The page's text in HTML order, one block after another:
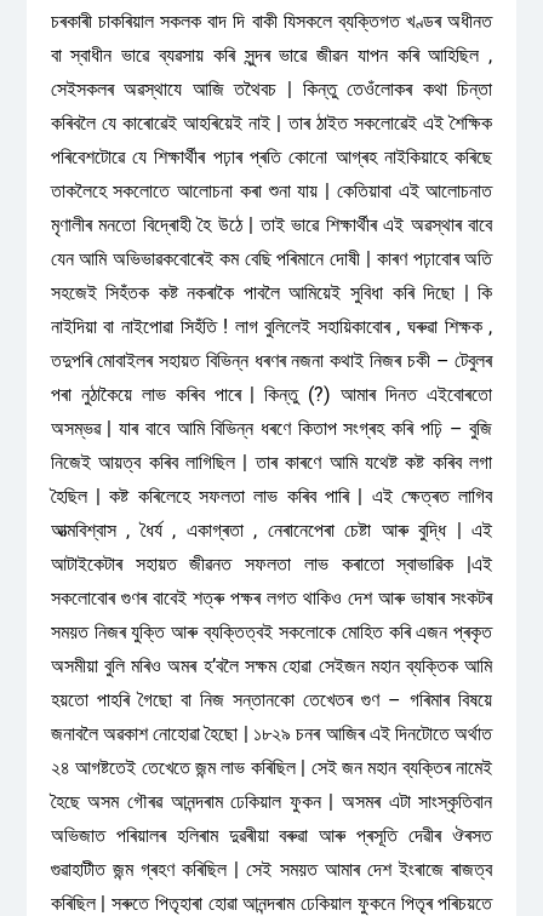
চৰকাৰী চাকৰিয়াল সকলক বাদ দি বাকী যিসকলে ব্যক্তিগত খণ্ডৰ অধীনত
বা স্বাধীন ভাৱে ব্যৱসায় কৰি সুন্দৰ ভাৱে জীৱন যাপন কৰি আহিছিল ,
সেইসকলৰ অৱস্থাযে আজি তথৈবচ | কিন্তু তেওঁলোকৰ কথা চিন্তা
কৰিবলৈ যে কাৰোৱেই আহৰিয়েই নাই | তাৰ ঠাইত সকলোৱেই এই শৈক্ষিক
পৰিবেশটোৱে যে শিক্ষাৰ্থীৰ পঢ়াৰ প্ৰতি কোনো আগ্ৰহ নাইকিয়াহে কৰিছে
তাকলৈহে সকলোতে আলোচনা কৰা শুনা যায় | কেতিয়াবা এই আলোচনাত
মৃণালীৰ মনতো বিদ্ৰোহী হৈ উঠে | তাই ভাৱে শিক্ষাৰ্থীৰ এই অৱস্থাৰ বাবে
যেন আমি অভিভাৱকবোৰেই কম বেছি পৰিমানে দোষী | কাৰণ পঢ়াবোৰ অতি
সহজেই সিহঁতক কষ্ট নকৰাকৈ পাবলৈ আমিয়েই সুবিধা কৰি দিছো | কি
নাইদিয়া বা নাইপোৱা সিহঁতি ! লাগ বুলিলেই সহায়িকাবোৰ , ঘৰুৱা শিক্ষক ,
তদুপৰি মোবাইলৰ সহায়ত বিভিন্ন ধৰণৰ নজনা কথাই নিজৰ চকী – টেবুলৰ
পৰা নুঠাকৈয়ে লাভ কৰিব পাৰে | কিন্তু (?) আমাৰ দিনত এইবোৰতো
অসম্ভৱ | যাৰ বাবে আমি বিভিন্ন ধৰণে কিতাপ সংগ্ৰহ কৰি পঢ়ি – বুজি
নিজেই আয়ত্ব কৰিব লাগিছিল | তাৰ কাৰণে আমি যথেষ্ট কষ্ট কৰিব লগা
হৈছিল | কষ্ট কৰিলেহে সফলতা লাভ কৰিব পাৰি | এই ক্ষেত্ৰত লাগিব
আত্মবিশ্বাস , ধৈৰ্য , একাগ্ৰতা , নেৰানেপেৰা চেষ্টা আৰু বুদ্ধি | এই
আটাইকেটাৰ সহায়ত জীৱনত সফলতা লাভ কৰাতো স্বাভাৱিক |এই
সকলোবোৰ গুণৰ বাবেই শত্ৰু পক্ষৰ লগত থাকিও দেশ আৰু ভাষাৰ সংকটৰ
সময়ত নিজৰ যুক্তি আৰু ব্যক্তিত্বই সকলোকে মোহিত কৰি এজন প্ৰকৃত
অসমীয়া বুলি মৰিও অমৰ হ’বলৈ সক্ষম হোৱা সেইজন মহান ব্যক্তিক আমি
হয়তো পাহৰি গৈছো বা নিজ সন্তানকো তেখেতৰ গুণ – গৰিমাৰ বিষয়ে
জনাবলৈ অৱকাশ নোহোৱা হৈছো | ১৮২৯ চনৰ আজিৰ এই দিনটোতে অৰ্থাত
২৪ আগষ্টতেই তেখেতে জন্ম লাভ কৰিছিল | সেই জন মহান ব্যক্তিৰ নামেই
হৈছে অসম গৌৰৱ আনন্দৰাম ঢেকিয়াল ফুকন | অসমৰ এটা সাংস্কৃতিবান
অভিজাত পৰিয়ালৰ হলিৰাম দুৱৰীয়া বৰুৱা আৰু প্ৰসূতি দেৱীৰ ঔৰসত
গুৱাহাটীত জন্ম গ্ৰহণ কৰিছিল | সেই সময়ত আমাৰ দেশ ইংৰাজে ৰাজত্ব
কৰিছিল | সৰুতে পিতৃহাৰা হোৱা আনন্দৰাম ঢেকিয়াল ফুকনে পিতৃৰ পৰিচয়তে